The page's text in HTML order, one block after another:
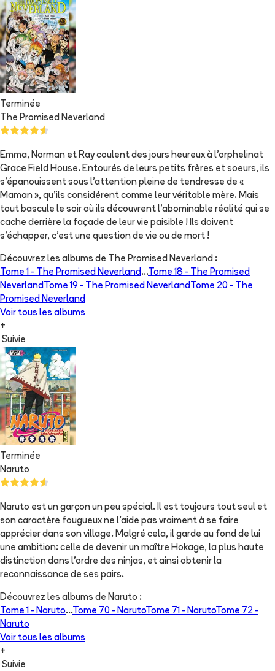
Terminée
The Promised Neverland
Emma, Norman et Ray coulent des jours heureux à l'orphelinat
Grace Field House. Entourés de leurs petits frères et soeurs, ils
s'épanouissent sous l'attention pleine de tendresse de «
Maman », qu'ils considérent comme leur véritable mère. Mais
tout bascule le soir où ils découvrent l'abominable réalité qui se
cache derrière la façade de leur vie paisible ! Ils doivent
s'échapper, c'est une question de vie ou de mort !
Découvrez les albums de The Promised Neverland :
Tome 1 - The Promised Neverland...Tome 18 - The Promised
Neverland Tome 19 - The Promised Neverland Tome 20 - The
Promised Neverland
Voir tous les albums
+
Suivie
Terminée
Naruto
Naruto est un garçon un peu spécial. Il est toujours tout seul et
son caractère fougueux ne l'aide pas vraiment à se faire
apprécier dans son village. Malgré cela, il garde au fond de lui
une ambition: celle de devenir un maître Hokage, la plus haute
distinction dans l'ordre des ninjas, et ainsi obtenir la
reconnaissance de ses pairs.
Découvrez les albums de Naruto :
Tome 1 - Naruto...Tome 70 - NarutoTome 71 - NarutoTome 72 -
Naruto
Voir tous les albums
+
Suivie